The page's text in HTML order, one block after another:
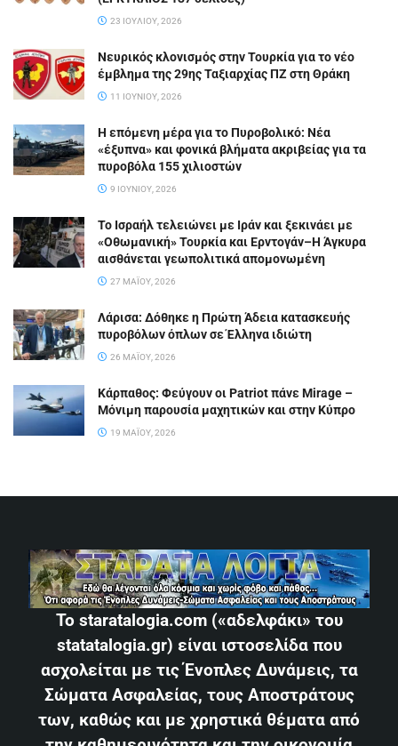
23 ΙΟΥΛΊΟΥ, 2026
Νευρικός κλονισμός στην Τουρκία για το νέο
έμβλημα της 29ης Ταξιαρχίας ΠΖ στη Θράκη
11 ΙΟΥΝΊΟΥ, 2026
Η επόμενη μέρα για το Πυροβολικό: Νέα
«έξυπνα» και φονικά βλήματα ακριβείας για τα
πυροβόλα 155 χιλιοστών
9 ΙΟΥΝΊΟΥ, 2026
Το Ισραήλ τελειώνει με Ιράν και ξεκινάει με
«Οθωμανική» Τουρκία και Ερντογάν–Η Άγκυρα
αισθάνεται γεωπολιτικά απομονωμένη
27 ΜΑΪ́ΟΥ, 2026
Λάρισα: Δόθηκε η Πρώτη Άδεια κατασκευής
πυροβόλων όπλων σε Έλληνα ιδιώτη
26 ΜΑΪ́ΟΥ, 2026
Κάρπαθος: Φεύγουν οι Patriot πάνε Mirage –
Μόνιμη παρουσία μαχητικών και στην Κύπρο
19 ΜΑΪ́ΟΥ, 2026
Το staratalogia.com («αδελφάκι» του
statatalogia.gr) είναι ιστοσελίδα που
ασχολείται με τις Ένοπλες Δυνάμεις, τα
Σώματα Ασφαλείας, τους Αποστράτους
των, καθώς και με χρηστικά θέματα από